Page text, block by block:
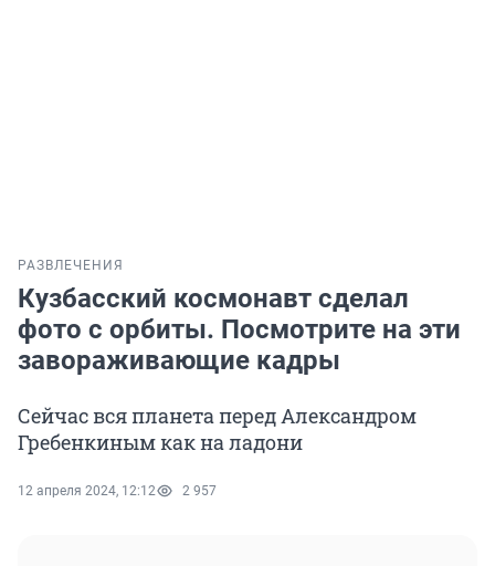
РАЗВЛЕЧЕНИЯ
Кузбасский космонавт сделал
фото с орбиты. Посмотрите на эти
завораживающие кадры
Сейчас вся планета перед Александром
Гребенкиным как на ладони
12 апреля 2024, 12:12 2 957